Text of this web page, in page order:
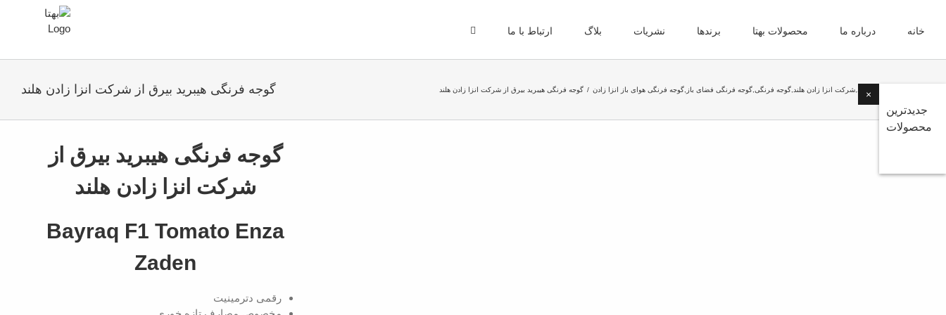
content
خانه درباره ما محصولات بهتا برندها نشریات بلاگ ارتباط با ما
گوجه فرنگی هیبرید بیرق از شرکت انزا زادن هلند شرکت انزا زادن هلند گوجه فرنگی گوجه فرنگی فضای باز گوجه فرنگی هوای باز انزا زادن گوجه فرنگی هیبرید بیرق از شرکت انزا زادن هلند
گوجه فرنگی هیبرید بیرق از
شرکت انزا زادن هلند
Bayraq F1 Tomato Enza
Zaden
رقمی دترمینیت
×
جدیدترین
محصولات